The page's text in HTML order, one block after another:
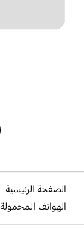
الصفحة الرئيسية
الهواتف المحمولة